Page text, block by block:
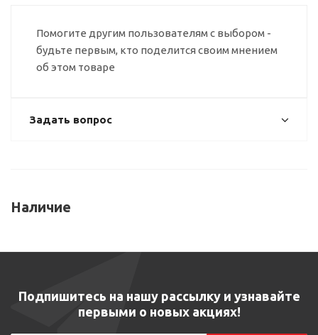
Помогите другим пользователям с выбором -
будьте первым, кто поделится своим мнением
об этом товаре
Задать вопрос
Наличие
Подпишитесь на нашу рассылку и узнавайте
первыми о новых акциях!